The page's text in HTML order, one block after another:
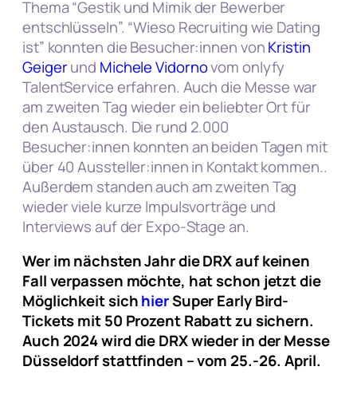
Thema “Gestik und Mimik der Bewerber
entschlüsseln”. “Wieso Recruiting wie Dating
ist” konnten die Besucher:innen vonKristin
Geigerund Michele Vidornovom onlyfy
TalentService erfahren. Auch die Messe war
am zweiten Tag wieder ein beliebter Ort für
den Austausch. Die rund 2.000
Besucher:innen konnten an beiden Tagen mit
über 40 Aussteller:innen in Kontakt kommen..
Außerdem standen auch am zweiten Tag
wieder viele kurze Impulsvorträge und
Interviews auf der Expo-Stage an.
Wer im nächsten Jahr die DRX auf keinen
Fall verpassen möchte, hat schon jetzt die
Möglichkeit sichhierSuper Early Bird-
Tickets mit 50 Prozent Rabatt zu sichern.
Auch 2024 wird die DRX wieder in der Messe
Düsseldorf stattfinden – vom 25.-26. April.